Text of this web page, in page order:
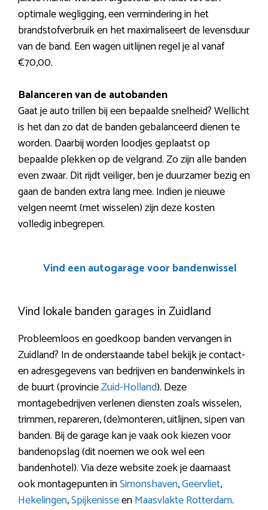
optimale wegligging, een vermindering in het
brandstofverbruik en het maximaliseert de levensduur
van de band. Een wagen uitlijnen regel je al vanaf
€70,00.
Balanceren van de autobanden
Gaat je auto trillen bij een bepaalde snelheid? Wellicht
is het dan zo dat de banden gebalanceerd dienen te
worden. Daarbij worden loodjes geplaatst op
bepaalde plekken op de velgrand. Zo zijn alle banden
even zwaar. Dit rijdt veiliger, ben je duurzamer bezig en
gaan de banden extra lang mee. Indien je nieuwe
velgen neemt (met wisselen) zijn deze kosten
volledig inbegrepen.
Vind een autogarage voor bandenwissel
Vind lokale banden garages in Zuidland
Probleemloos en goedkoop banden vervangen in
Zuidland? In de onderstaande tabel bekijk je contact-
en adresgegevens van bedrijven en bandenwinkels in
de buurt (provincieZuid-Holland). Deze
montagebedrijven verlenen diensten zoals wisselen,
trimmen, repareren, (de)monteren, uitlijnen, sipen van
banden. Bij de garage kan je vaak ook kiezen voor
bandenopslag (dit noemen we ook wel een
bandenhotel). Via deze website zoek je daarnaast
ook montagepunten inSimonshaven,Geervliet,
Hekelingen,SpijkenisseenMaasvlakte Rotterdam.